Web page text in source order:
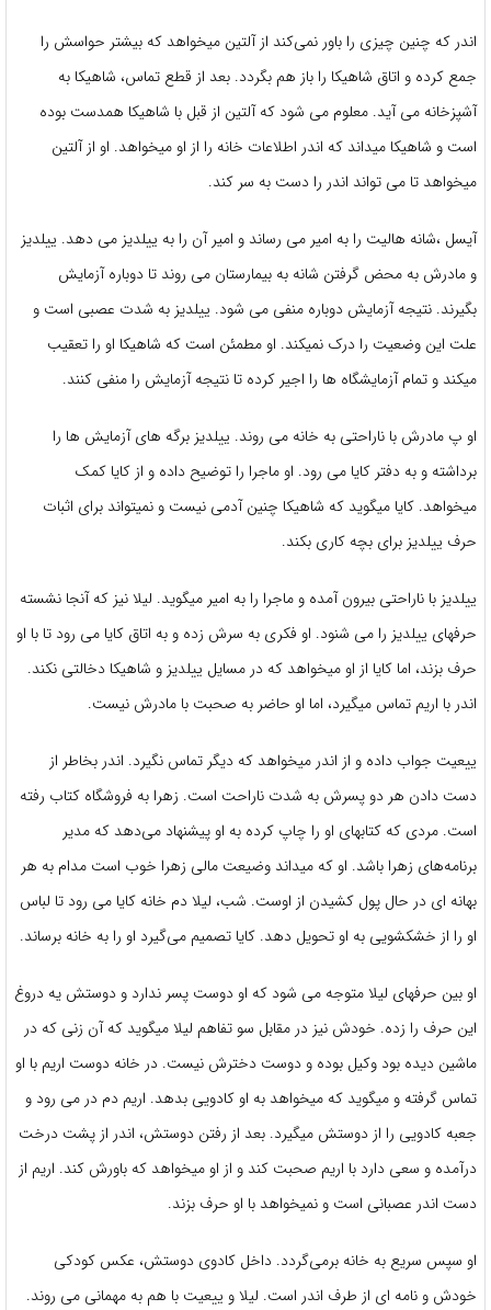
اندر که چنین چیزی را باور نمی‌کند از آلتین میخواهد که بیشتر حواسش را
جمع کرده و اتاق شاهیکا را باز هم بگردد. بعد از قطع تماس، شاهیکا به
آشپزخانه می آید. معلوم می شود که آلتین از قبل با شاهیکا همدست بوده
است و شاهیکا میداند که اندر اطلاعات خانه را از او میخواهد. او از آلتین
میخواهد تا می تواند اندر را دست به سر کند.
آیسل ،شانه هالیت را به امیر می رساند و امیر آن را به ییلدیز می دهد. ییلدیز
و مادرش به محض گرفتن شانه به بیمارستان می روند تا دوباره آزمایش
بگیرند. نتیجه آزمایش دوباره منفی می شود. ییلدیز به شدت عصبی است و
علت این وضعیت را درک نمیکند. او مطمئن است که شاهیکا او را تعقیب
میکند و تمام آزمایشگاه ها را اجیر کرده تا نتیجه آزمایش را منفی کنند.
او پ مادرش با ناراحتی به خانه می روند. ییلدیز برگه های آزمایش ها را
برداشته و به دفتر کایا می رود. او ماجرا را توضیح داده و از کایا کمک
میخواهد. کایا میگوید که شاهیکا چنین آدمی نیست و نمیتواند برای اثبات
حرف ییلدیز برای بچه کاری بکند.
ییلدیز با ناراحتی بیرون آمده و ماجرا را به امیر میگوید. لیلا نیز که آنجا نشسته
حرفهای ییلدیز را می شنود. او فکری به سرش زده و به اتاق کایا می رود تا با او
حرف بزند، اما کایا از او میخواهد که در مسایل ییلدیز و شاهیکا دخالتی نکند.
اندر با اریم تماس میگیرد، اما او حاضر به صحبت با مادرش نیست.
ییعیت جواب داده و از اندر میخواهد که دیگر تماس نگیرد. اندر بخاطر از
دست دادن هر دو پسرش به شدت ناراحت است. زهرا به فروشگاه کتاب رفته
است. مردی که کتابهای او را چاپ کرده به او پیشنهاد می‌دهد که مدیر
برنامه‌های زهرا باشد. او که میداند وضیعت مالی زهرا خوب است مدام به هر
بهانه ای در حال پول کشیدن از اوست‌. شب، لیلا دم خانه کایا می رود تا لباس
او را از خشکشویی به او تحویل دهد. کایا تصمیم می‌گیرد او را به خانه برساند.
او بین حرفهای لیلا متوجه می شود که او دوست پسر ندارد و دوستش یه دروغ
این حرف را زده. خودش نیز در مقابل سو تفاهم لیلا میگوید که آن زنی که در
ماشین دیده بود وکیل بوده و دوست دخترش نیست. در خانه دوست اریم با او
تماس گرفته و میگوید که میخواهد به او کادویی بدهد. اریم دم در می رود و
جعبه کادویی را از دوستش میگیرد. بعد از رفتن دوستش، اندر از پشت درخت
درآمده و سعی دارد با اریم صحبت کند و از او میخواهد که باورش کند. اریم از
دست اندر عصبانی است و نمیخواهد با او حرف بزند.
او سپس سریع به خانه برمی‌گردد. داخل کادوی دوستش، عکس کودکی
خودش و نامه ای از طرف اندر است. لیلا و ییعیت با هم به مهمانی می روند.